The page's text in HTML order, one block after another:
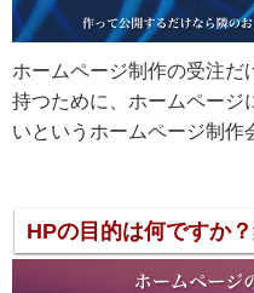
ホームページ制作の受注だ
持つために、ホームページ
いというホームページ制作
HPの目的は何ですか